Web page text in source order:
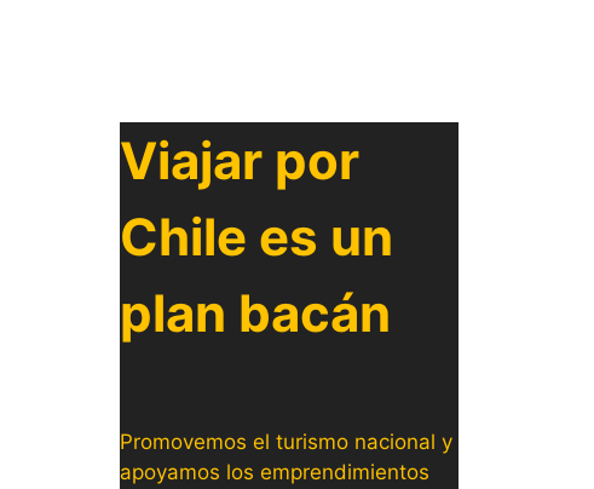
Viajar por
Chile es un
plan bacán
Promovemos el turismo nacional y
apoyamos los emprendimientos